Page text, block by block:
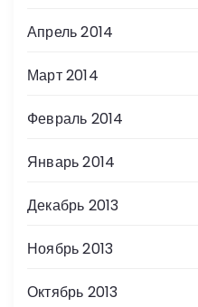
Апрель 2014
Март 2014
Февраль 2014
Январь 2014
Декабрь 2013
Ноябрь 2013
Октябрь 2013